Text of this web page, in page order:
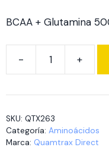
BCAA + Glutamina
+
SKU: QTX263
Categoría: Aminoácidos
Marca: Quamtrax Direct